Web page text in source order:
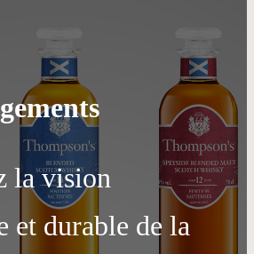
la vision
et durable de la